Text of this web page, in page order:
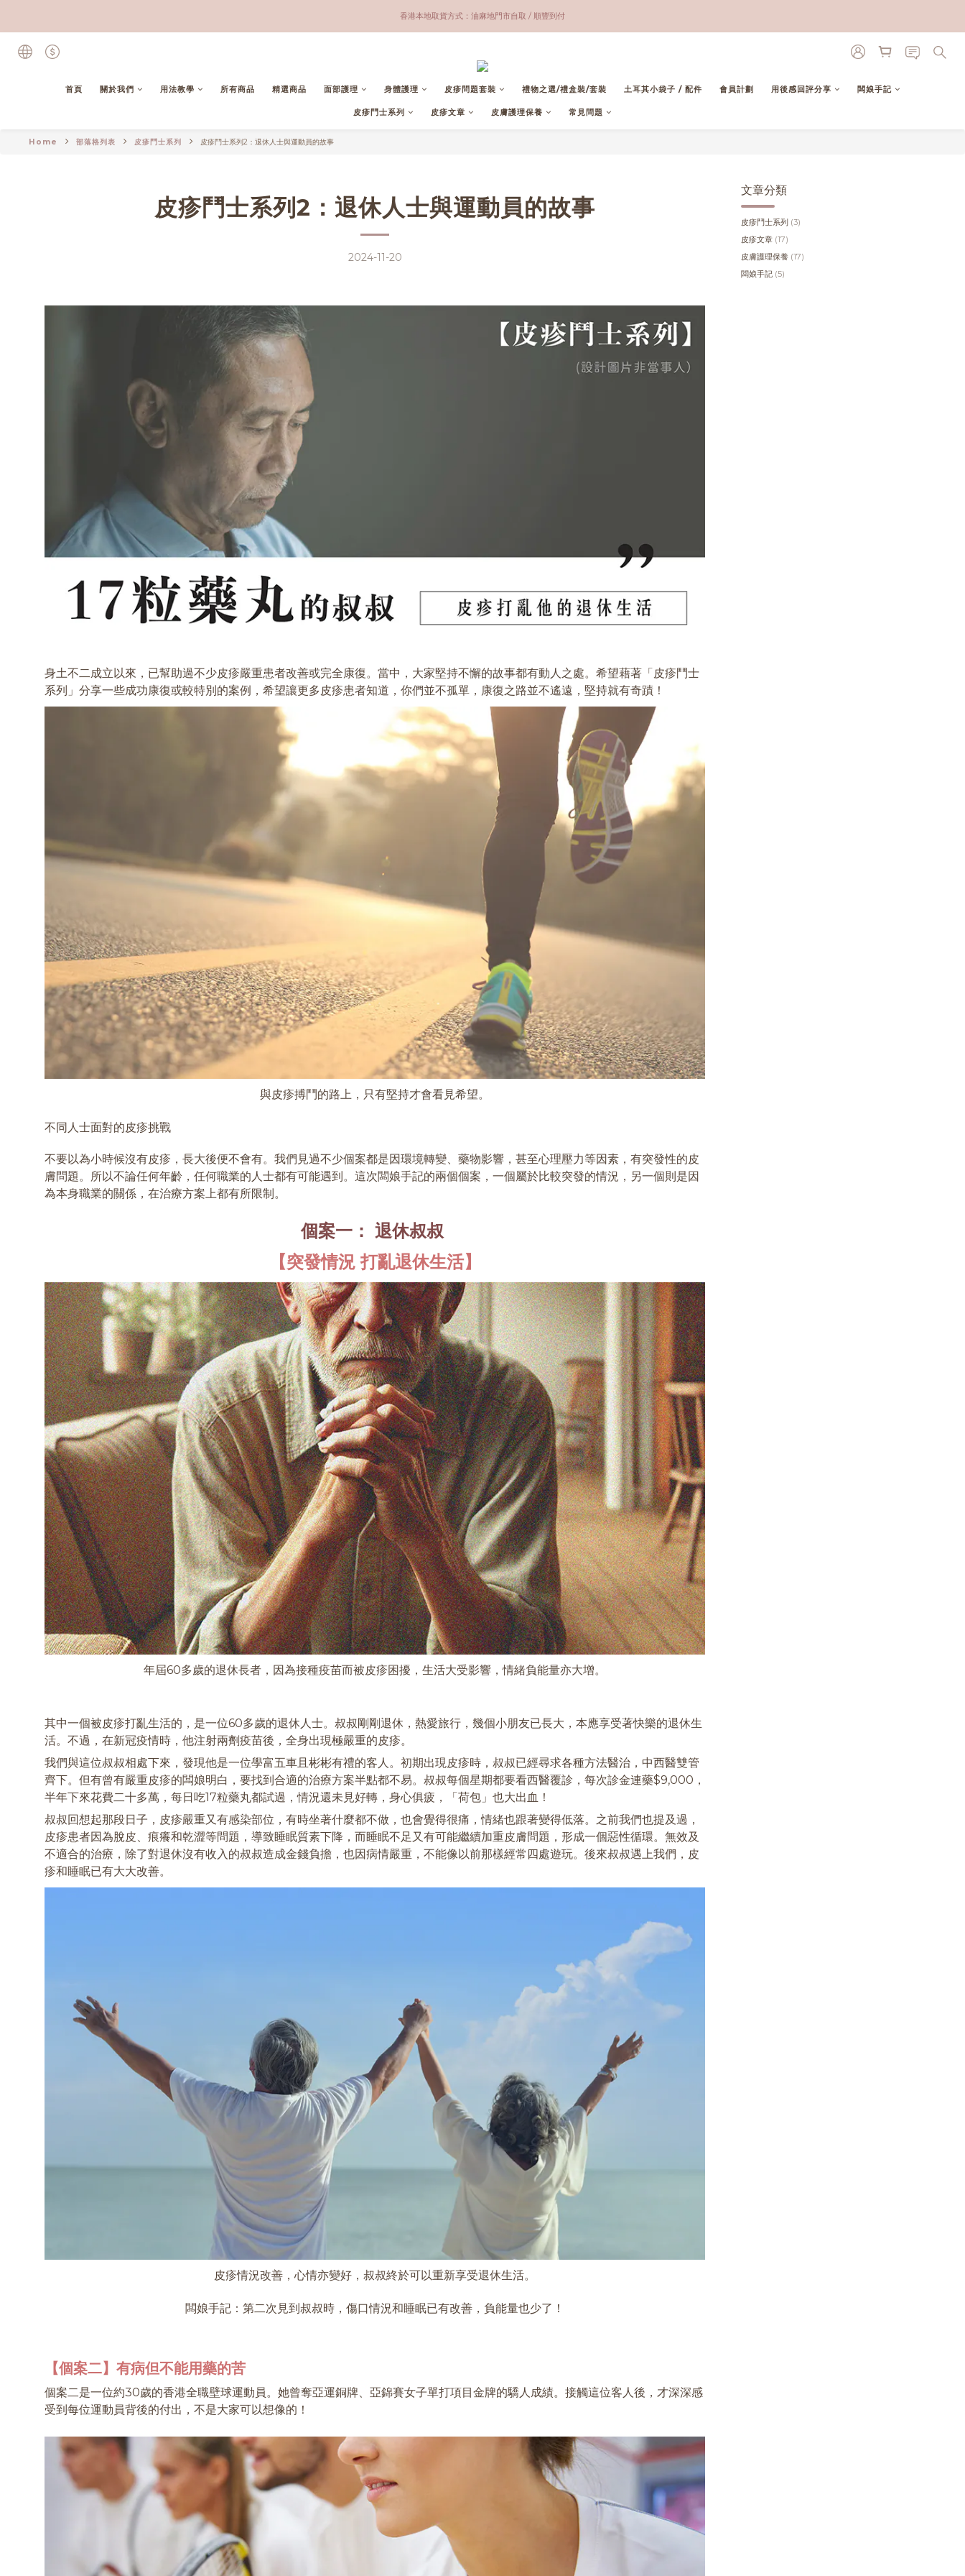
香港本地 滿$600包郵；全球 滿$3500包郵（不包括 美國）
油麻地門市營業時間：Tue - Fri 1-8pm ; Sat 1-5pm
首頁 關於我們 用法教學 所有商品 精選商品 面部護理 身體護理 皮疹問題套裝 禮物之選/禮盒裝/套裝 土耳其小袋子 / 配件 會員計劃 用後感回評分享 闆娘手記
皮疹鬥士系列 皮疹文章 皮膚護理保養 常見問題
Home 部落格列表 皮疹鬥士系列 皮疹鬥士系列2：退休人士與運動員的故事
皮疹鬥士系列2：退休人士與運動員的故事
2024-11-20
身土不二成立以來，已幫助過不少皮疹嚴重患者改善或完全康復。當中，大家堅持不懈的故事都有動人之處。希望藉著「皮疹鬥士
系列」分享一些成功康復或較特別的案例，希望讓更多皮疹患者知道，你們並不孤單，康復之路並不遙遠，堅持就有奇蹟！
與皮疹搏鬥的路上，只有堅持才會看見希望。
不同人士面對的皮疹挑戰
不要以為小時候沒有皮疹，長大後便不會有。我們見過不少個案都是因環境轉變、藥物影響，甚至心理壓力等因素，有突發性的皮
膚問題。所以不論任何年齡，任何職業的人士都有可能遇到。這次闆娘手記的兩個個案，一個屬於比較突發的情況，另一個則是因
為本身職業的關係，在治療方案上都有所限制。
個案一： 退休叔叔
【突發情況 打亂退休生活】
年屆60多歲的退休長者，因為接種疫苗而被皮疹困擾，生活大受影響，情緒負能量亦大增。
其中一個被皮疹打亂生活的，是一位60多歲的退休人士。叔叔剛剛退休，熱愛旅行，幾個小朋友已長大，本應享受著快樂的退休生
活。不過，在新冠疫情時，他注射兩劑疫苗後，全身出現極嚴重的皮疹。
我們與這位叔叔相處下來，發現他是一位學富五車且彬彬有禮的客人。初期出現皮疹時，叔叔已經尋求各種方法醫治，中西醫雙管
齊下。但有曾有嚴重皮疹的闆娘明白，要找到合適的治療方案半點都不易。叔叔每個星期都要看西醫覆診，每次診金連藥$9,000，
半年下來花費二十多萬，每日吃17粒藥丸都試過，情況還未見好轉，身心俱疲，「荷包」也大出血！
叔叔回想起那段日子，皮疹嚴重又有感染部位，有時坐著什麼都不做，也會覺得很痛，情緒也跟著變得低落。之前我們也提及過，
皮疹患者因為脫皮、痕癢和乾澀等問題，導致睡眠質素下降，而睡眠不足又有可能繼續加重皮膚問題，形成一個惡性循環。無效及
不適合的治療，除了對退休沒有收入的叔叔造成金錢負擔，也因病情嚴重，不能像以前那樣經常四處遊玩。後來叔叔遇上我們，皮
疹和睡眠已有大大改善。
皮疹情況改善，心情亦變好，叔叔終於可以重新享受退休生活。
闆娘手記：第二次見到叔叔時，傷口情況和睡眠已有改善，負能量也少了！
【個案二】有病但不能用藥的苦
個案二是一位約30歲的香港全職壁球運動員。她曾奪亞運銅牌、亞錦賽女子單打項目金牌的驕人成績。接觸這位客人後，才深深感
受到每位運動員背後的付出，不是大家可以想像的！
文章分類
皮疹鬥士系列 (3)
皮疹文章 (17)
皮膚護理保養 (17)
闆娘手記 (5)